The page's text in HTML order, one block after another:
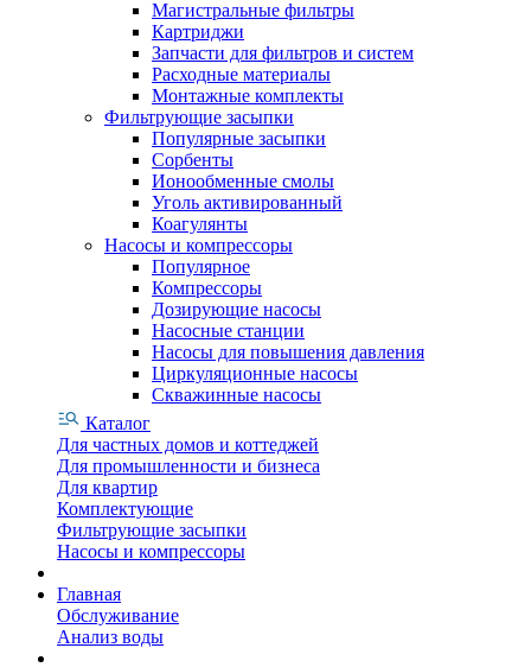
Магистральные фильтры
Картриджи
Запчасти для фильтров и систем
Расходные материалы
Монтажные комплекты
Фильтрующие засыпки
Популярные засыпки
Сорбенты
Ионообменные смолы
Уголь активированный
Коагулянты
Насосы и компрессоры
Популярное
Компрессоры
Дозирующие насосы
Насосные станции
Насосы для повышения давления
Циркуляционные насосы
Скважинные насосы
Каталог
Для частных домов и коттеджей
Для промышленности и бизнеса
Для квартир
Комплектующие
Фильтрующие засыпки
Насосы и компрессоры
Главная
Обслуживание
Анализ воды